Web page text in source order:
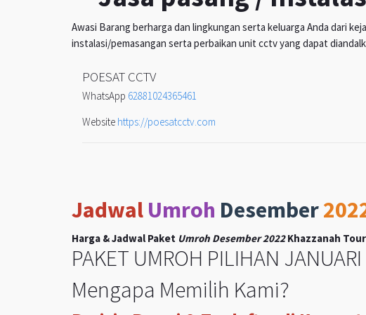
Awasi Barang berharga dan lingkungan serta keluarga Anda dari
instalasi/pemasangan serta perbaikan unit cctv yang dapat
POESAT CCTV
WhatsApp 62881024365461
Website https://poesatcctv.com
Jadwal Umroh Desember
Harga & Jadwal Paket Umroh Desember 2022Khazzanah Tour
PAKET UMROH PILIHAN
Mengapa Memilih Kami?